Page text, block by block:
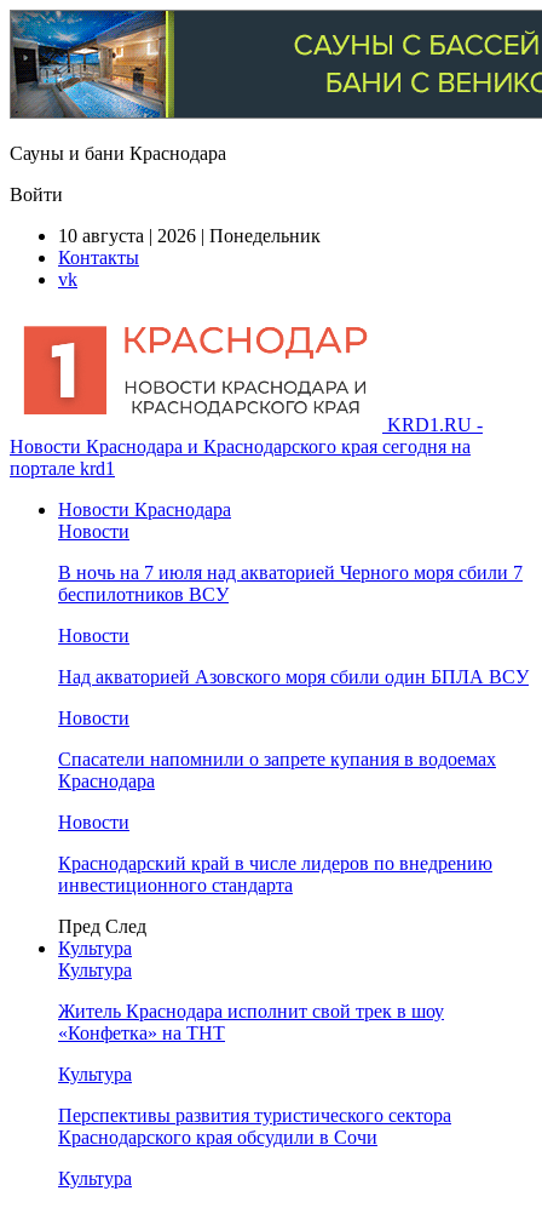
Сауны и бани Краснодара
Войти
10 августа | 2026 | Понедельник
Контакты
vk
KRD1.RU -
Новости Краснодара и Краснодарского края сегодня на
портале krd1
Новости Краснодара
Новости
В ночь на 7 июля над акваторией Черного моря сбили 7
беспилотников ВСУ
Новости
Над акваторией Азовского моря сбили один БПЛА ВСУ
Новости
Спасатели напомнили о запрете купания в водоемах
Краснодара
Новости
Краснодарский край в числе лидеров по внедрению
инвестиционного стандарта
Пред След
Культура
Культура
Житель Краснодара исполнит свой трек в шоу
«Конфетка» на ТНТ
Культура
Перспективы развития туристического сектора
Краснодарского края обсудили в Сочи
Культура